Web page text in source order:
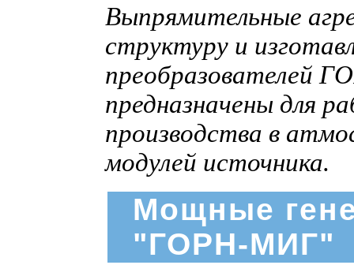
Выпрямительные
структуру и
преобразователей
предназначены для
производства в
модулей источника.
Мощные
"ГОРН-МИГ"